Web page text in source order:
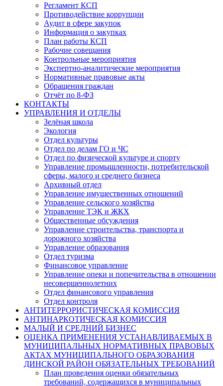
Регламент КСП
Противодействие коррупции
Аудит в сфере закупок
Информация о закупках
План работы КСП
Рабочие совещания
Контрольные мероприятия
Экспертно-аналитические мероприятия
Нормативные правовые акты
Обращения граждан
Отчёт по 8-ФЗ
КОНТАКТЫ
УПРАВЛЕНИЯ И ОТДЕЛЫ
Зелёная школа
Экология
Отдел культуры
Отдел по делам ГО и ЧС
Отдел по физической культуре и спорту
Управление промышленности, потребительской
сферы, малого и среднего бизнеса
Архивный отдел
Управление имущественных отношений
Управление сельского хозяйства
Управление ТЭК и ЖКХ
Общественные обсуждения
Управление строительства, транспорта и
дорожного хозяйства
Управление образования
Отдел туризма
Финансовое управление
Управление опеки и попечительства в отношении
несовершеннолетних
Отдел финансового управления
Отдел контроля
АНТИТЕРРОРИСТИЧЕСКАЯ КОМИССИЯ
АНТИНАРКОТИЧЕСКАЯ КОМИССИЯ
МАЛЫЙ И СРЕДНИЙ БИЗНЕС
ОЦЕНКА ПРИМЕНЕНИЯ УСТАНАВЛИВАЕМЫХ В
МУНИЦИПАЛЬНЫХ НОРМАТИВНЫХ ПРАВОВЫХ
АКТАХ МУНИЦИПАЛЬНОГО ОБРАЗОВАНИЯ
ДИНСКОЙ РАЙОН ОБЯЗАТЕЛЬНЫХ ТРЕБОВАНИЙ
План проведения оценки обязательных
требований, содержащихся в муниципальных